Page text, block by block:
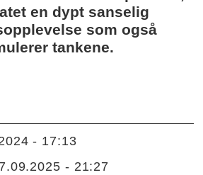
en dypt sanselig
som også
tankene.
- 17:13
17.09.2025 - 21:27